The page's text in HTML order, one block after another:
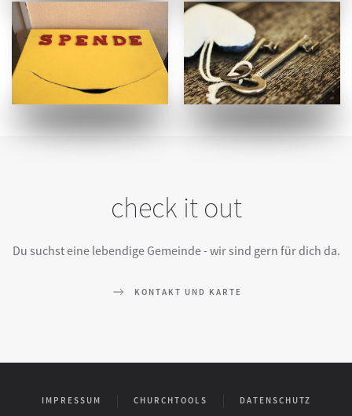
check it out
Du suchst eine lebendige Gemeinde - wir sind gern für dich da.
KONTAKT UND KARTE
IMPRESSUM CHURCHTOOLS DATENSCHUTZ